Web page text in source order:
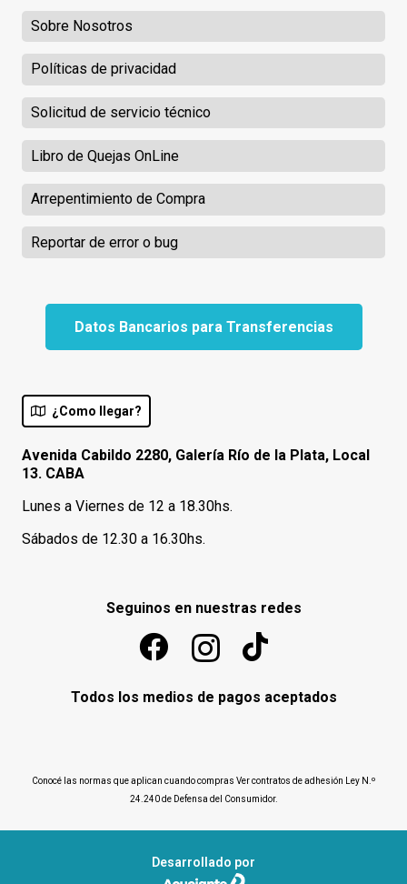
Sobre Nosotros
Políticas de privacidad
Solicitud de servicio técnico
Libro de Quejas OnLine
Arrepentimiento de Compra
Reportar de error o bug
Datos Bancarios para Transferencias
¿Como llegar?
Avenida Cabildo 2280, Galería Río de la Plata, Local
13. CABA
Lunes a Viernes de 12 a 18.30hs.
Sábados de 12.30 a 16.30hs.
Seguinos en nuestras redes
Todos los medios de pagos aceptados
Conocé las normas que aplican cuando compras Ver contratos de adhesión Ley N.º
24.240 de Defensa del Consumidor.
Desarrollado por